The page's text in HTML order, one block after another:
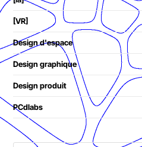
[VR]
Design d'espace
Design graphique
Design produit
PCdlabs